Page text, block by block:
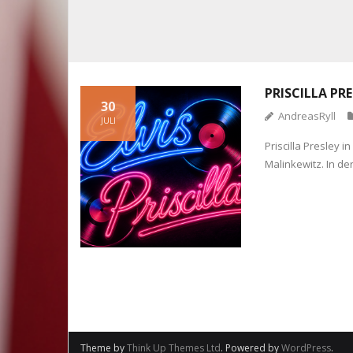
PRISCILLA
30
JULI AndreasRyll
Priscilla Presley
Malinkewitz. In
Theme byThink Up Themes Ltd. Powered byWordPress.